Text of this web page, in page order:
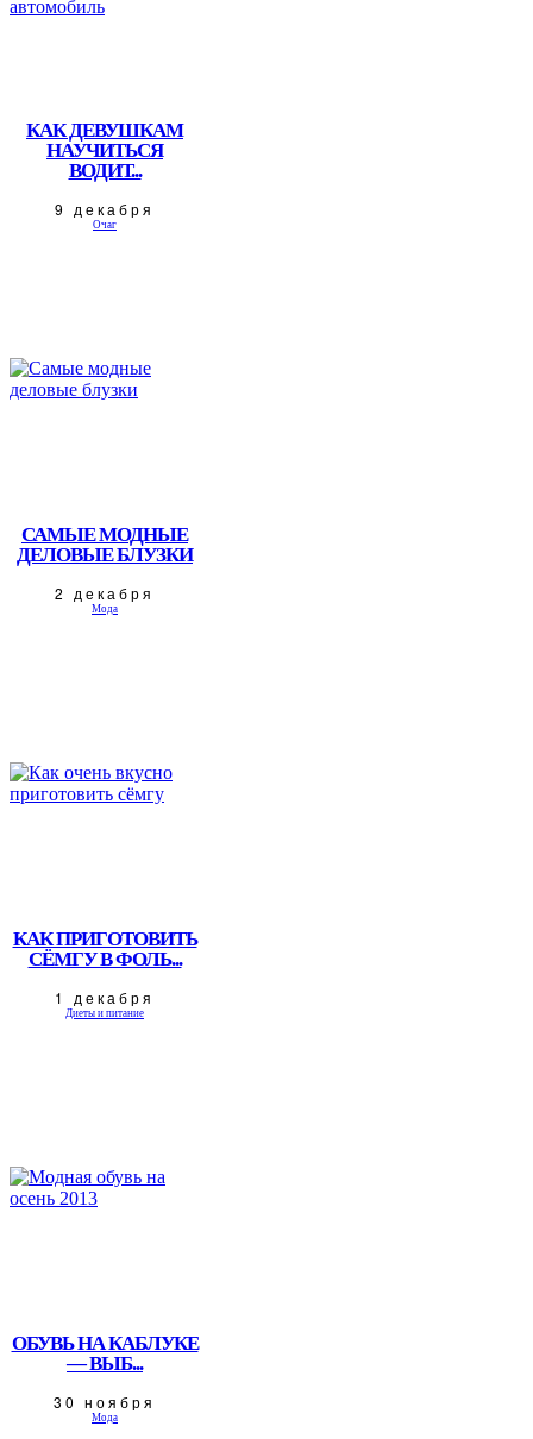
КАК ДЕВУШКАМ
НАУЧИТЬСЯ
ВОДИТ...
9 декабря
Очаг
САМЫЕ МОДНЫЕ
ДЕЛОВЫЕ БЛУЗКИ
2 декабря
Мода
КАК ПРИГОТОВИТЬ
СЁМГУ В ФОЛЬ...
1 декабря
Диеты и питание
ОБУВЬ НА КАБЛУКЕ
— ВЫБ...
30 ноября
Мода